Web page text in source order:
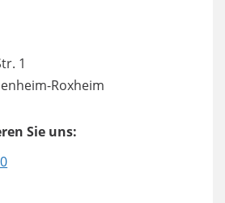
1
Roxheim
Sie uns: